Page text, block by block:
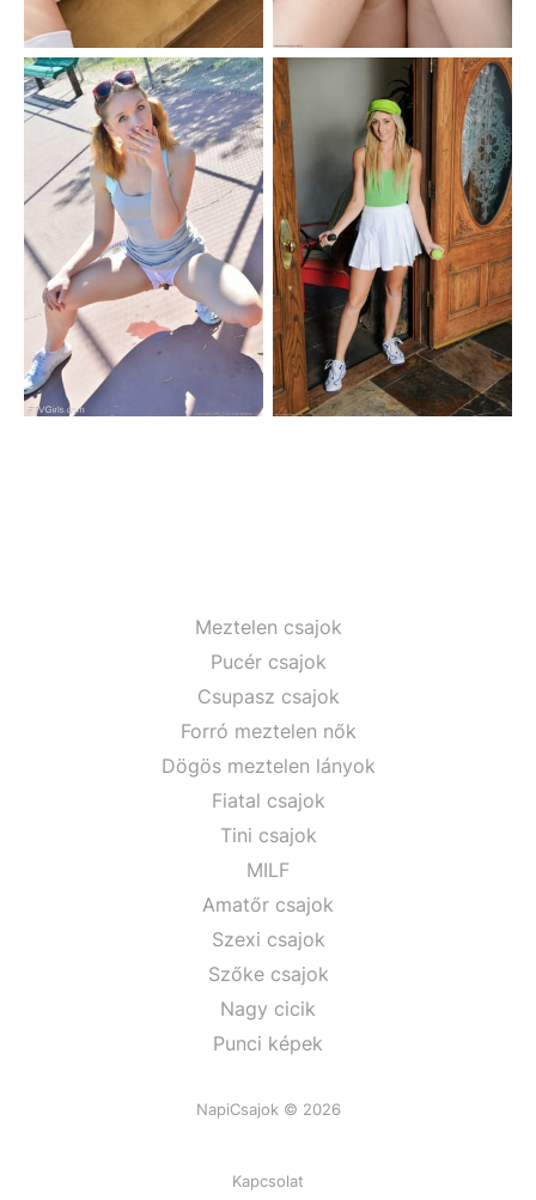
Meztelen csajok
Pucér csajok
Csupasz csajok
Forró meztelen nők
Dögös meztelen lányok
Fiatal csajok
Tini csajok
MILF
Amatőr csajok
Szexi csajok
Szőke csajok
Nagy cicik
Punci képek
NapiCsajok © 2026
Kapcsolat